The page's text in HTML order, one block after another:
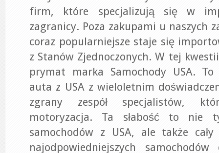
firm, które specjalizują się w
zagranicy. Poza zakupami u naszych
coraz popularniejsze staje się
z Stanów Zjednoczonych. W tej
prymat marka Samochody USA.
auta z USA z wieloletnim
zgrany zespół specjalistów,
motoryzacja. Ta słabość to nie
samochodów z USA, ale także
najodpowiedniejszych